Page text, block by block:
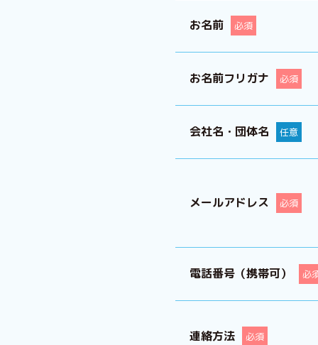
お名前 必須
お名前フリガナ 必須
会社名・団体名 任意
メールアドレス 必須
電話番号（携帯可） 必
連絡方法 必須